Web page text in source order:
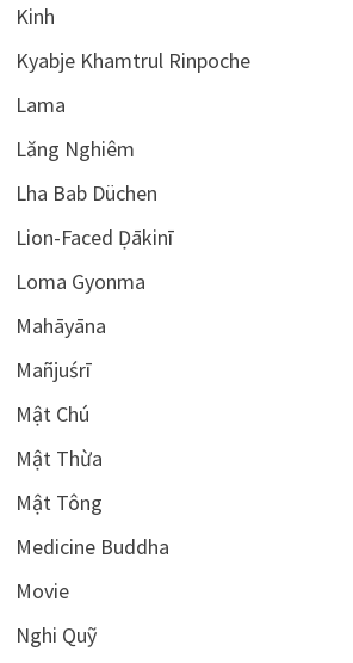
Kinh
Kyabje Khamtrul Rinpoche
Lama
Lăng Nghiêm
Lha Bab Düchen
Lion-Faced Ḍākinī
Loma Gyonma
Mahāyāna
Mañjuśrī
Mật Chú
Mật Thừa
Mật Tông
Medicine Buddha
Movie
Nghi Quỹ